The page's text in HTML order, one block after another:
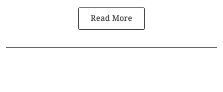
Read More